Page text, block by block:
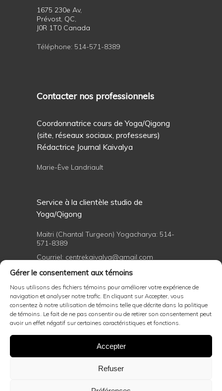
Gérer le consentement aux témoins
Nous utilisons des fichiers témoins pour améliorer votre expérience de
navigation et analyser notre trafic. En cliquant sur Accepter, vous
consentez à notre utilisation de témoins telle que décrite dans la politique
de témoins. Le fait de ne pas consentir ou de retirer son consentement peut
avoir un effet négatif sur certaines caractéristiques et fonctions.
Accepter
Refuser
1675 230e Av,
Prévost, QC,
J0R 1T0 Canada
Téléphone: 514-571-8389
Contacter nos professionnels
Coordonnatrice cours de Yoga/Qigong
(site, réseaux sociaux, professeurs)
Rédactrice Journal Kaivalya
Marie-Ève Landriault
Service à la clientèle studio de
Yoga/Qigong
Maïtri (Chantal Turgeon) Yogacharya: 514-
571-8389
Courriel: centrekaivalya@gmail.com
Formations professionnelles de yoga et
de Qigong
Maïtri (Chantal Turgeon) Yogacharya:514-
571-8389
centrekaivalya@gmail.com